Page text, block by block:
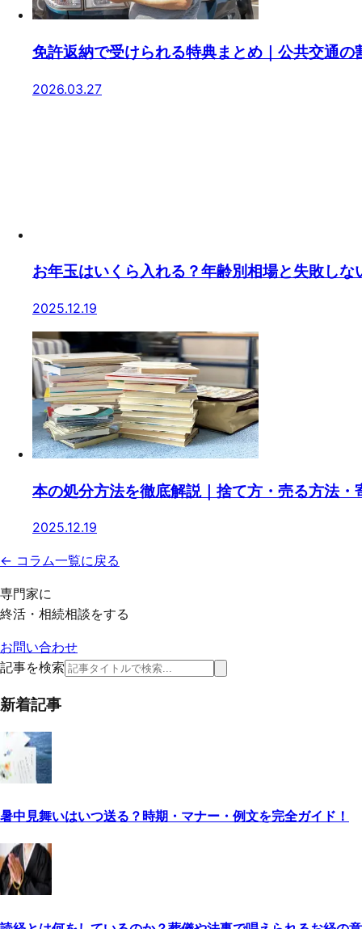
免許返納で受けられる特典まとめ｜公共交通
2026.03.27
お年玉はいくら入れる？年齢別相場と失敗し
2025.12.19
本の処分方法を徹底解説｜捨て方・売る方法
2025.12.19
← コラム一覧に戻る
専門家に
終活・相続相談をする
お問い合わせ
記事を検索
新着記事
暑中見舞いはいつ送る？時期・マナー・例文を完全ガイド！